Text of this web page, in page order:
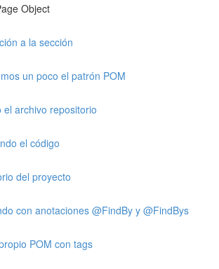
Object
a la sección
un poco el patrón POM
el archivo repositorio
el código
del proyecto
con anotaciones @FindBy y @FindBys
POM con tags